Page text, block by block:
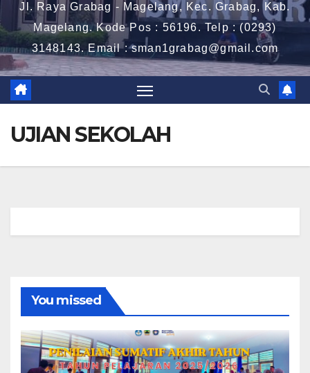
Jl. Raya Grabag - Magelang, Kec. Grabag, Kab.
Magelang. Kode Pos : 56196. Telp : (0293)
3148143. Email : sman1grabag@gmail.com
UJIAN SEKOLAH
You missed